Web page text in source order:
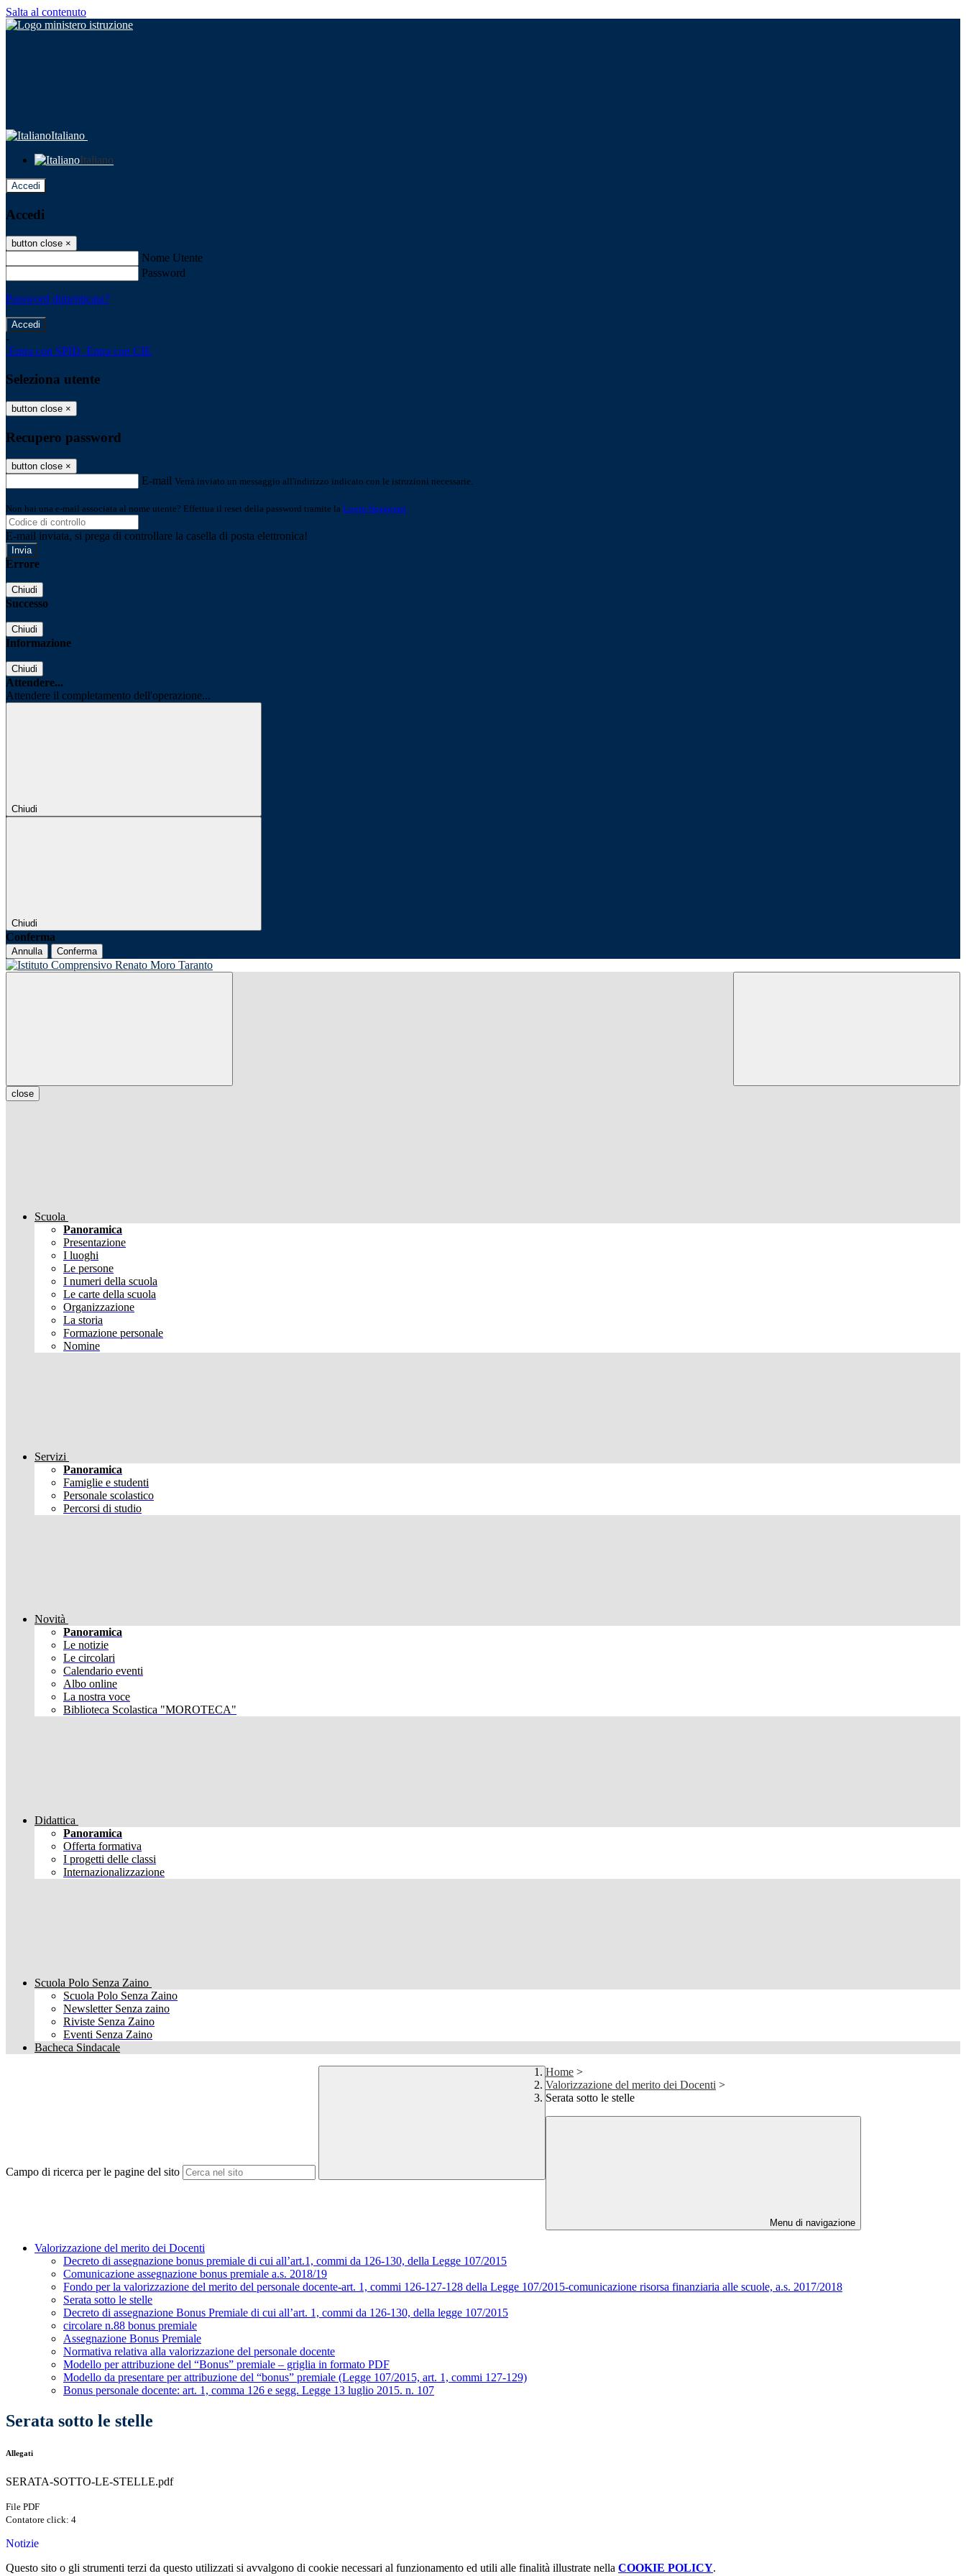
Salta al contenuto
Italiano
Italiano
Accedi
Accedi
button close ×
Nome Utente
Password
Password dimenticata?
-
Entra con SPID Entra con CIE
Seleziona utente
button close ×
Recupero password
button close ×
E-mail Verrà inviato un messaggio all'indirizzo indicato con le istruzioni necessarie.
Non hai una e-mail associata al nome utente? Effettua il reset della password tramite la Login Spaggiari
E-mail inviata, si prega di controllare la casella di posta elettronica!
Errore
Chiudi
Successo
Chiudi
Informazione
Chiudi
Attendere...
Attendere il completamento dell'operazione...
Chiudi
Chiudi
Conferma
Annulla Conferma
close
Scuola
Panoramica
Presentazione
I luoghi
Le persone
I numeri della scuola
Le carte della scuola
Organizzazione
La storia
Formazione personale
Nomine
Servizi
Panoramica
Famiglie e studenti
Personale scolastico
Percorsi di studio
Novità
Panoramica
Le notizie
Le circolari
Calendario eventi
Albo online
La nostra voce
Biblioteca Scolastica "MOROTECA"
Didattica
Panoramica
Offerta formativa
I progetti delle classi
Internazionalizzazione
Scuola Polo Senza Zaino
Scuola Polo Senza Zaino
Newsletter Senza zaino
Riviste Senza Zaino
Eventi Senza Zaino
Bacheca Sindacale
Campo di ricerca per le pagine del sito
Home >
Valorizzazione del merito dei Docenti >
Serata sotto le stelle
Menu di navigazione
Valorizzazione del merito dei Docenti
Decreto di assegnazione bonus premiale di cui all’art.1, commi da 126-130, della Legge 107/2015
Comunicazione assegnazione bonus premiale a.s. 2018/19
Fondo per la valorizzazione del merito del personale docente-art. 1, commi 126-127-128 della Legge 107/2015-comunicazione risorsa finanziaria alle scuole, a.s. 2017/2018
Serata sotto le stelle
Decreto di assegnazione Bonus Premiale di cui all’art. 1, commi da 126-130, della legge 107/2015
circolare n.88 bonus premiale
Assegnazione Bonus Premiale
Normativa relativa alla valorizzazione del personale docente
Modello per attribuzione del “Bonus” premiale – griglia in formato PDF
Modello da presentare per attribuzione del “bonus” premiale (Legge 107/2015, art. 1, commi 127-129)
Bonus personale docente: art. 1, comma 126 e segg. Legge 13 luglio 2015. n. 107
Serata sotto le stelle
Allegati
SERATA-SOTTO-LE-STELLE.pdf
File PDF
Contatore click: 4
Notizie
Questo sito o gli strumenti terzi da questo utilizzati si avvalgono di cookie necessari al funzionamento ed utili alle finalità illustrate nella COOKIE POLICY.